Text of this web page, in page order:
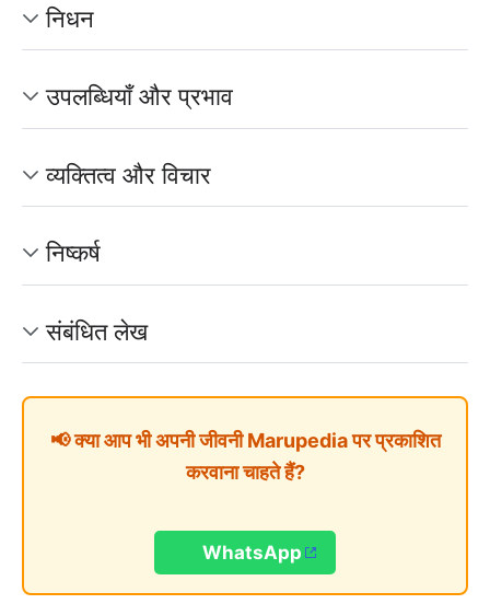
निधन
उपलब्धियाँ और प्रभाव
व्यक्तित्व और विचार
निष्कर्ष
संबंधित लेख
📢 क्या आप भी अपनी जीवनी Marupedia पर प्रकाशित
करवाना चाहते हैं?
WhatsApp